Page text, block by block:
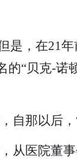
，在21年
“贝克-诺
自那以后
从医院董事